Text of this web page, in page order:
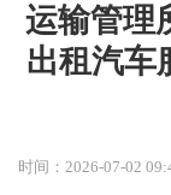
运输管理
出租汽车
时间：2026-07-02